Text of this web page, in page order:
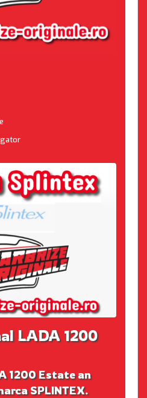
LADA 1200
1200 Estate an
SPLINTEX.